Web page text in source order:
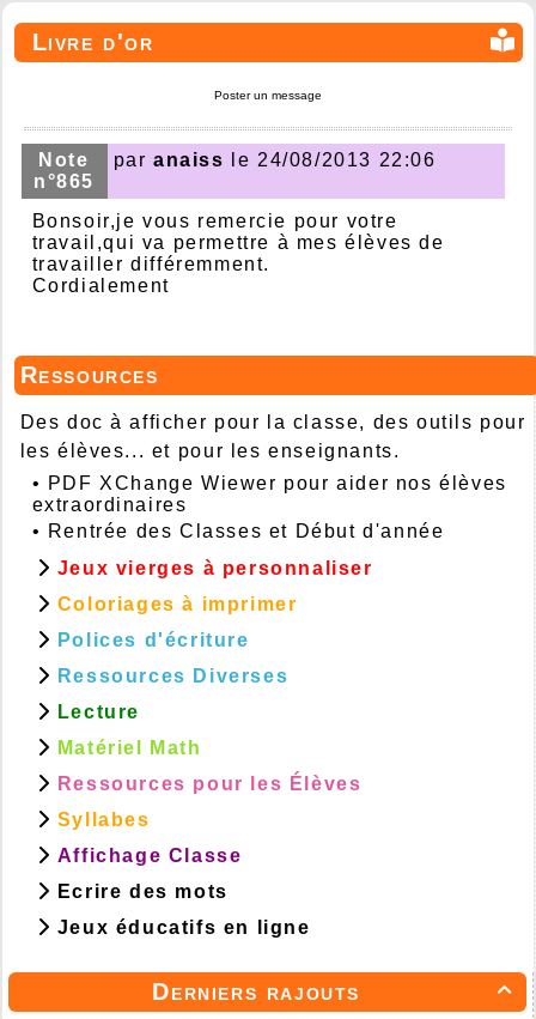

Derniers rajouts
Livre d'or
Poster un message
Note
n°865
par anaiss le 24/08/2013 22:06
Bonsoir,je vous remercie pour votre
travail,qui va permettre à mes élèves de
travailler différemment.
Cordialement
Ressources
Des doc à afficher pour la classe, des outils pour
les élèves... et pour les enseignants.
• PDF XChange Wiewer pour aider nos élèves
extraordinaires
• Rentrée des Classes et Début d'année
Jeux vierges à personnaliser
Coloriages à imprimer
Polices d'écriture
Ressources Diverses
Lecture
Matériel Math
Ressources pour les Élèves
Syllabes
Affichage Classe
Ecrire des mots
Jeux éducatifs en ligne